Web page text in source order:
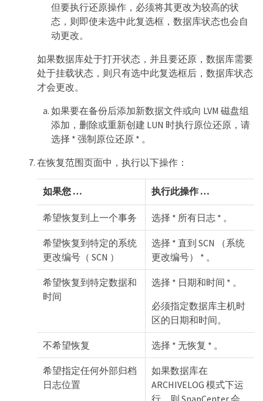
但要执行还原操作，必须将其更改为较高的状
态，则即使未选中此复选框，数据库状态也会自
动更改。
如果数据库处于打开状态，并且要还原，数据库需要
处于挂载状态，则只有选中此复选框后，数据库状态
才会更改。
如果要在备份后添加新数据文件或向 LVM 磁盘组
添加，删除或重新创建 LUN 时执行原位还原，请
选择 * 强制原位还原 * 。
在恢复范围页面中，执行以下操作：
如果您 …​ 执行此操作 …​
希望恢复到上一个事务 选择 * 所有日志 * 。
希望恢复到特定的系统
更改编号（ SCN ）
选择 * 直到 SCN （系统
更改编号） * 。
希望恢复到特定数据和
时间
选择 * 日期和时间 * 。
必须指定数据库主机时
区的日期和时间。
不希望恢复 选择 * 无恢复 * 。
希望指定任何外部归档
日志位置
如果数据库在
ARCHIVELOG 模式下运